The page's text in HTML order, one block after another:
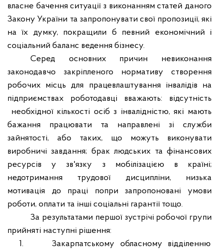
власне бачення ситуації з виконанням статей даного
Закону України та запропонувати свої пропозиції, які
на їх думку, покращили б певний економічний і
соціальний баланс ведення бізнесу.
Серед основних причин невиконання
законодавчо закріпленого нормативу створення
робочих місць для працевлаштування інвалідів на
підприємствах роботодавці вважають: відсутність
необхідної кількості осіб з інвалідністю, які мають
бажання працювати та направлені зі служби
зайнятості, або таких, що можуть виконувати
виробничі завдання; брак людських та фінансових
ресурсів у зв'язку з мобілізацією в країні;
недотримання трудової дисципліни, низька
мотивація до праці попри запропоновані умови
роботи, оплати та інші соціальні гарантії тощо.
За результатами першої зустрічі робочої групи
прийняті наступні рішення:
1.
Закарпатському обласному відділенню